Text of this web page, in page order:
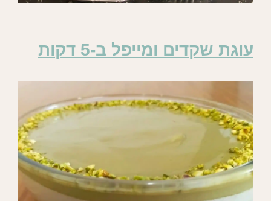
עוגת שקדים ומייפל ב-5 דקות